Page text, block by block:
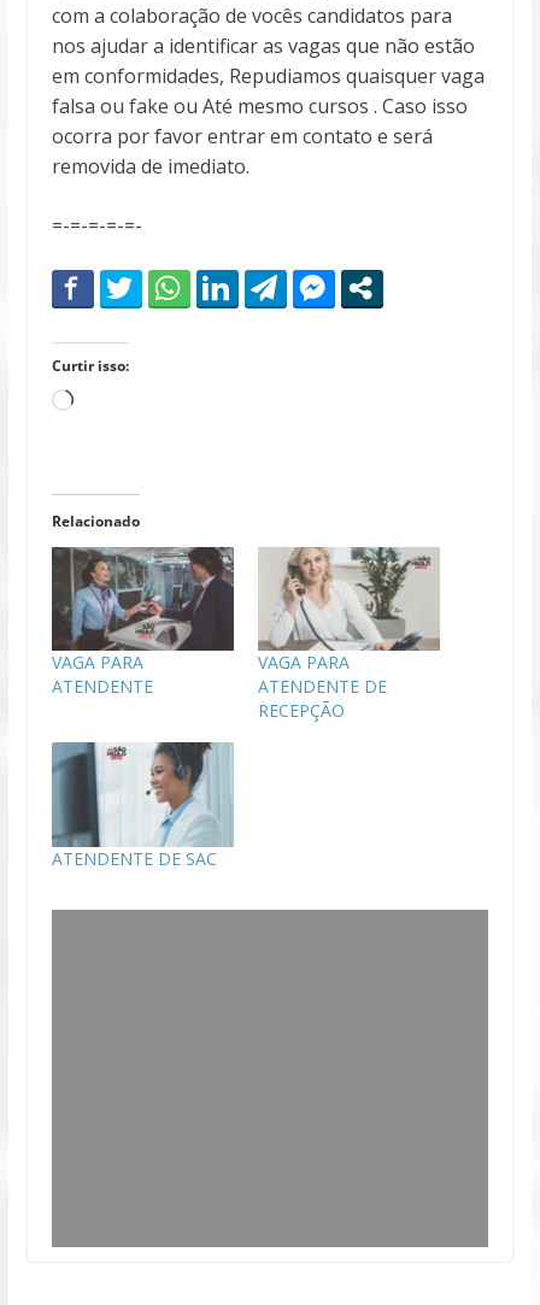
com a colaboração de vocês candidatos para
nos ajudar a identificar as vagas que não estão
em conformidades, Repudiamos quaisquer vaga
falsa ou fake ou Até mesmo cursos . Caso isso
ocorra por favor entrar em contato e será
removida de imediato.
=-=-=-=-=-
Curtir isso:
Carregando...
Relacionado
VAGA PARA
ATENDENTE
VAGA PARA
ATENDENTE DE
RECEPÇÃO
ATENDENTE DE SAC